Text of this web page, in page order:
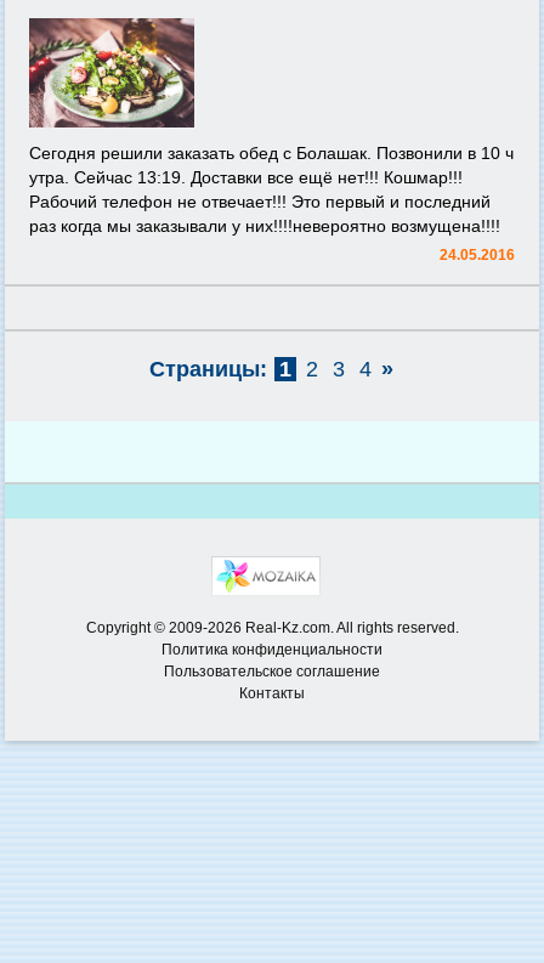
Сегодня решили заказать обед с Болашак. Позвонили в 10 ч
утра. Сейчас 13:19. Доставки все ещё нет!!! Кошмар!!!
Рабочий телефон не отвечает!!! Это первый и последний
раз когда мы заказывали у них!!!!невероятно возмущена!!!!
24.05.2016
Страницы: 1 2 3 4 »
Copyright © 2009-2026 Real-Kz.com. All rights reserved.
Политика конфиденциальности
Пользовательское соглашение
Контакты